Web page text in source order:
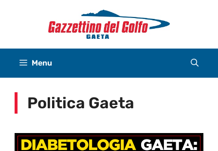
Menu
Politica Gaeta